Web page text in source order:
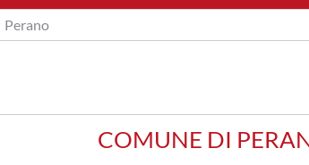
Perano
COMUNE DI